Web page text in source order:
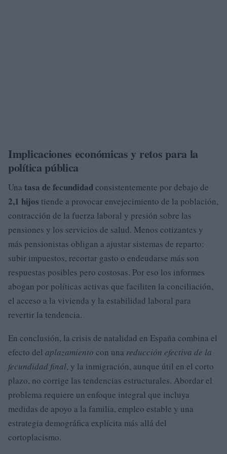
Implicaciones económicas y retos para la
política pública
Una tasa de fecundidadconsistentemente por debajo de
2,1 hijos tiende a provocar envejecimiento de la población,
contracción de la fuerza laboral y presión sobre las
pensiones y los servicios de salud. Menos cotizantes y
más pensionistas obligan a ajustar sistemas de reparto:
subir impuestos, recortar gasto o endeudarse más son
respuestas posibles pero costosas. Por eso los informes
abogan por políticas activas que faciliten la conciliación,
el acceso a la vivienda y la estabilidad laboral para
revertir la tendencia.
En conclusión, la crisis de natalidad en España combina el
efecto del aplazamiento con una reducción efectiva de la
fecundidad final, y la inmigración, aunque útil en el corto
plazo, no corrige las tendencias estructurales. Abordar el
problema requiere un enfoque integral que incluya
medidas de apoyo a la familia, empleo estable y una
estrategia demográfica explícita más allá del
cortoplacismo.